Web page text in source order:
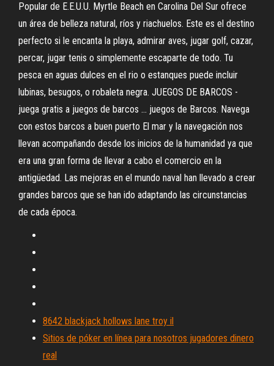
Popular de E.E.U.U. Myrtle Beach en Carolina Del Sur ofrece
un área de belleza natural, ríos y riachuelos. Este es el destino
perfecto si le encanta la playa, admirar aves, jugar golf, cazar,
percar, jugar tenis o simplemente escaparte de todo. Tu
pesca en aguas dulces en el rio o estanques puede incluir
lubinas, besugos, o robaleta negra. JUEGOS DE BARCOS -
juega gratis a juegos de barcos ... juegos de Barcos. Navega
con estos barcos a buen puerto El mar y la navegación nos
llevan acompañando desde los inicios de la humanidad ya que
era una gran forma de llevar a cabo el comercio en la
antigüedad. Las mejoras en el mundo naval han llevado a crear
grandes barcos que se han ido adaptando las circunstancias
de cada época.
8642 blackjack hollows lane troy il
Sitios de póker en línea para nosotros jugadores dinero
real